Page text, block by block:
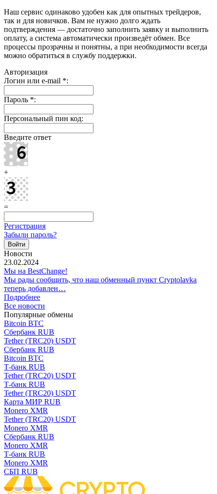
Наш сервис одинаково удобен как для опытных трейдеров,
так и для новичков. Вам не нужно долго ждать
подтверждения — достаточно заполнить заявку и выполнить
оплату, а система автоматически произведёт обмен. Все
процессы прозрачны и понятны, а при необходимости всегда
можно обратиться в службу поддержки.
Авторизация
Логин или e-mail *:
Пароль *:
Персональный пин код:
Введите ответ
+
=
Регистрация
Забыли пароль?
Новости
23.02.2024
Мы на BestChange!
Мы рады сообщить, что наш обменный пункт Cryptolavka
теперь добавлен…
Подробнее
Все новости
Популярные обмены
Bitcoin BTC
Сбербанк RUB
Tether (TRC20) USDT
Сбербанк RUB
Bitcoin BTC
Т-банк RUB
Tether (TRC20) USDT
Т-банк RUB
Tether (TRC20) USDT
Карта МИР RUB
Monero XMR
Tether (TRC20) USDT
Monero XMR
Сбербанк RUB
Monero XMR
Т-банк RUB
Monero XMR
СБП RUB